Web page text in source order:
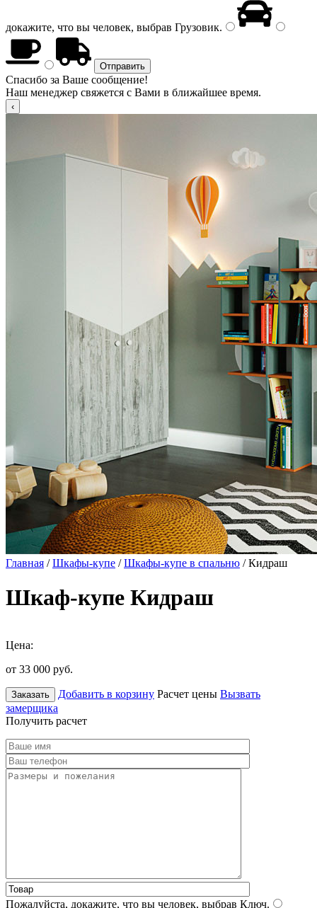
докажите, что вы человек, выбрав Грузовик.
Спасибо за Ваше сообщение!
Наш менеджер свяжется с Вами в ближайшее время.
Главная /Шкафы-купе /Шкафы-купе в спальню / Кидраш
Шкаф-купе Кидраш
Цена:
от 33 000 руб.
Заказать Добавить в корзину Расчет цены Вызвать
замерщика
Получить расчет
Пожалуйста, докажите, что вы человек, выбрав Ключ.